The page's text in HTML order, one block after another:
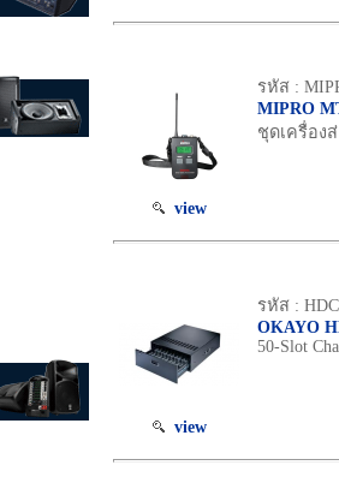
view
รหัส :
MIPRO
ชุดเครื่อง
view
รหัส :
OKAYO
50-Slot